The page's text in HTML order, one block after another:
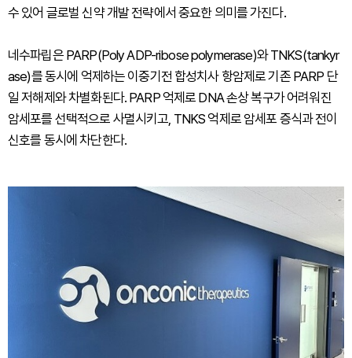
수 있어 글로벌 신약 개발 전략에서 중요한 의미를 가진다.
네수파립은 PARP(Poly ADP-ribose polymerase)와 TNKS(tankyr
ase)를 동시에 억제하는 이중기전 합성치사 항암제로 기존 PARP 단
일 저해제와 차별화된다. PARP 억제로 DNA 손상 복구가 어려워진
암세포를 선택적으로 사멸시키고, TNKS 억제로 암세포 증식과 전이
신호를 동시에 차단한다.